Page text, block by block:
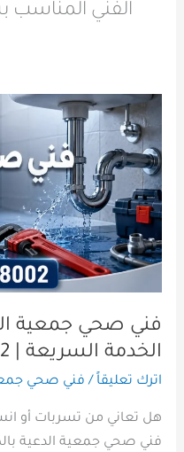
الفني المناسب
فني صحي جمعية
الخدمة السريعة | 60058002
اترك تعليقاً / فني صحي
فني
صحي
جمعية
الدعية
–
ضمان
على
الخدمة
السريعة
|
60058002